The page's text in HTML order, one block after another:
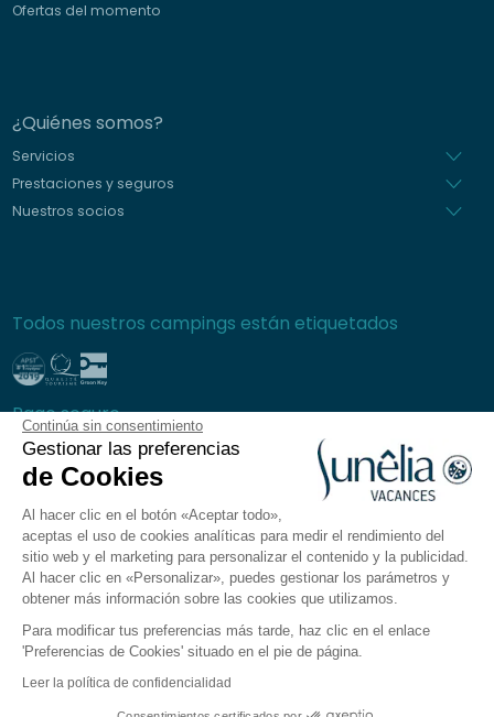
Continúa sin consentimiento
Gestionar las preferencias
de Cookies
Al hacer clic en el botón «Aceptar todo»,
aceptas el uso de cookies analíticas para medir el rendimiento del
sitio web y el marketing para personalizar el contenido y la publicidad.
Al hacer clic en «Personalizar», puedes gestionar los parámetros y
obtener más información sobre las cookies que utilizamos.
Para modificar tus preferencias más tarde, haz clic en el enlace
'Preferencias de Cookies' situado en el pie de página.
Leer la política de confidencialidad
Ofertas del momento
¿Quiénes somos?
Servicios
Prestaciones y seguros
Nuestros socios
Todos nuestros campings están etiquetados
Pago seguro
Preguntas frecuentes
Condiciones generales de venta
Política de privacidad
Aviso legal
Plano del sitio
Preferencias de cookies
La aplicación Sunêlia